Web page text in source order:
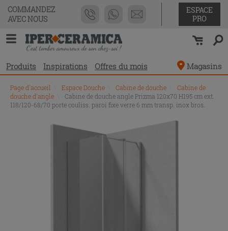
COMMANDEZ
AVEC NOUS
ESPACE
PRO
Produits Inspirations Offres du mois Magasins
Page d'accueil Espace Douche Cabine de douche
Cabine de
douche d'angle
Cabine de douche angle Prizma 120x70 H195 cm ext.
118/120-68/70 porte couliss. paroi fixe verre 6 mm transp. inox bros.